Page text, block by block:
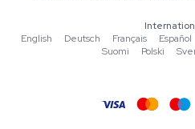
Redactionele normen
Tools & Calculators
English
·Deutsch ·Français ·Español
Suomi
·Polski ·